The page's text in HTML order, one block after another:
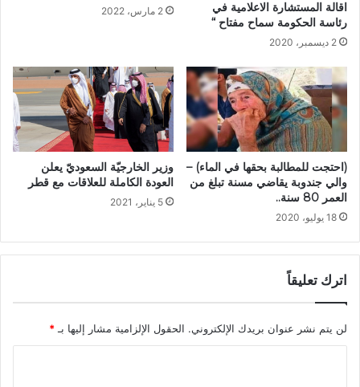
اقالة المستشارة الاعلامية في
رئاسة الحكومة سماح مفتاح “
2 ديسمبر، 2020
2 مارس، 2022
(احتجت للمطالبة بحقها في الماء) –
والي جندوبة يقاضي مسنة تبلغ من
العمر 80 سنة..
18 يوليو، 2020
وزير الخارجيّة السعوديّ يعلن
العودة الكاملة للعلاقات مع قطر
5 يناير، 2021
اترك تعليقاً
لن يتم نشر عنوان بريدك الإلكتروني. الحقول الإلزامية مشار إليها بـ *